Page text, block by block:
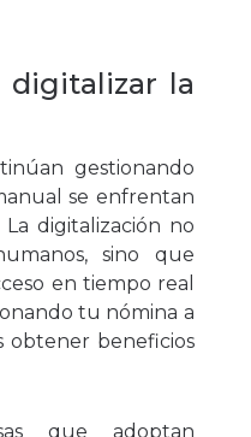
digitalizar la
gestionando
se enfrentan
La digitalización no
sino que
en tiempo real
tu nómina a
obtener beneficios
que adoptan